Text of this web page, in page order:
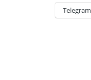
Telegram